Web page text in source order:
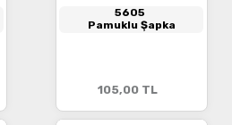
5605
Pamuklu Şapka
105,00 TL